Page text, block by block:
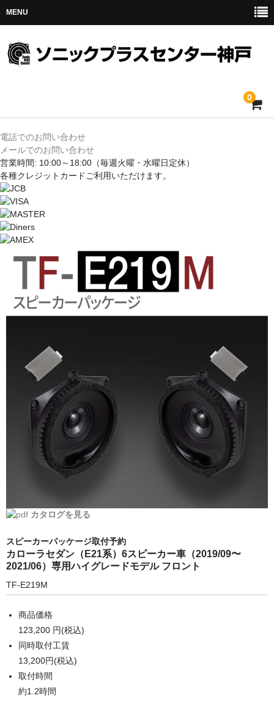
MENU
0
ホーム
メルセデス
BMW
MINI
アウディ
トヨタ
日産
スバル
お問い合わせ
電話でのお問い合わせ
メールでのお問い合わせ
営業時間: 10:00～18:00 （毎週火曜・水曜日定休）
各種クレジットカードご利用いただけます。
カタログを見る
スピーカーパッケージ取付予約
カローラセダン（E21系）6スピーカー車（2019/09〜
2021/06）専用ハイグレードモデル フロント
TF-E219M
商品価格
123,200 円(税込)
同時取付工賃
13,200円(税込)
取付時間
約1.2時間